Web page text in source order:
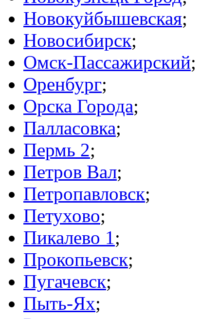
Новокуйбышевская;
Новосибирск;
Омск-Пассажирский;
Оренбург;
Орска Города;
Палласовка;
Пермь 2;
Петров Вал;
Петропавловск;
Петухово;
Пикалево 1;
Прокопьевск;
Пугачевск;
Пыть-Ях;